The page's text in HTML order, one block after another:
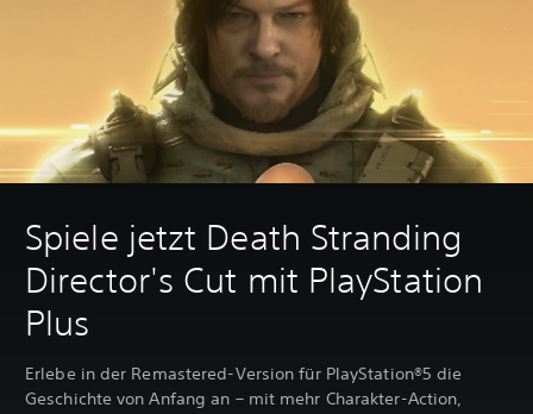
Spiele jetzt Death Stranding
Director's Cut mit PlayStation
Plus
Erlebe in der Remastered-Version für PlayStation®5 die
Geschichte von Anfang an – mit mehr Charakter-Action,